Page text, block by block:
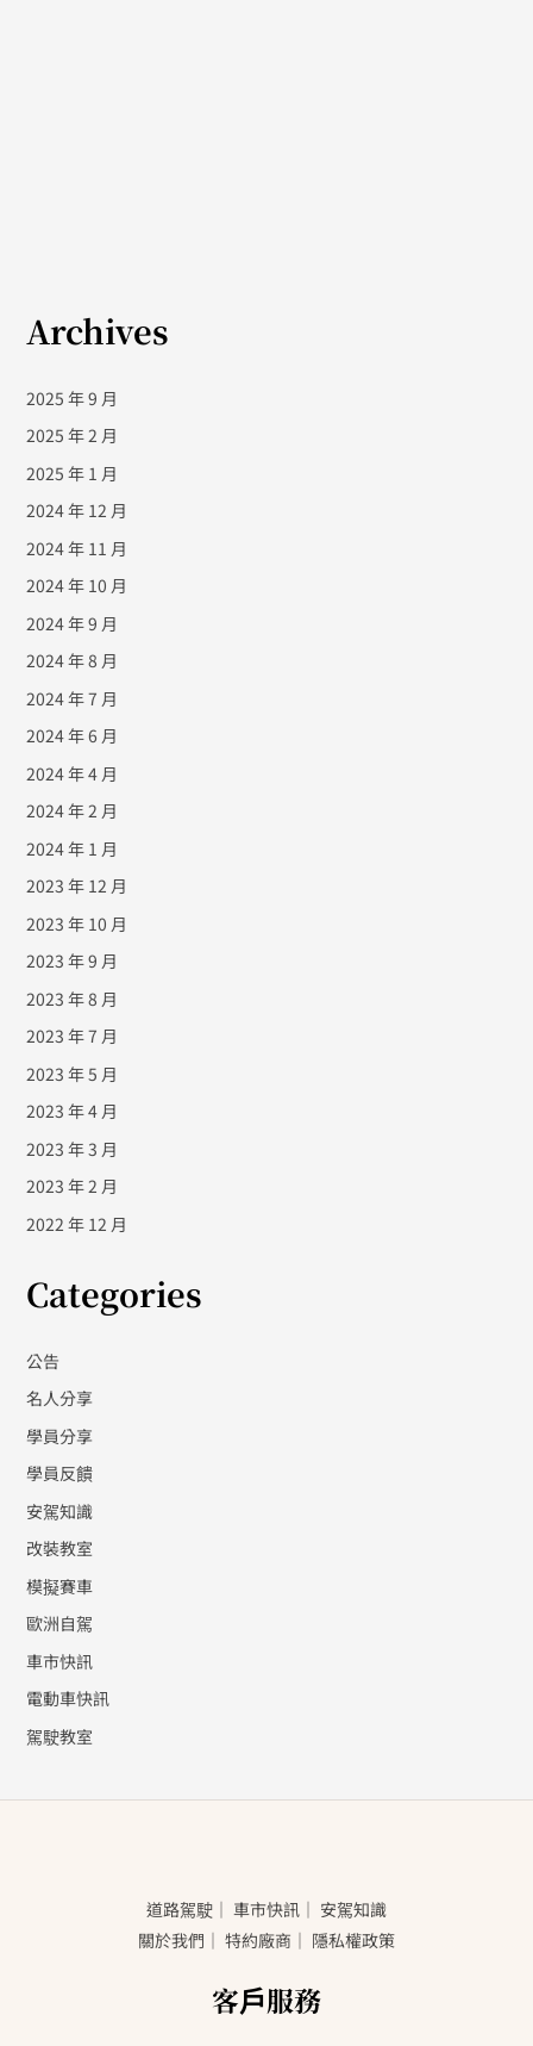
Archives
2025 年 9 月
2025 年 2 月
2025 年 1 月
2024 年 12 月
2024 年 11 月
2024 年 10 月
2024 年 9 月
2024 年 8 月
2024 年 7 月
2024 年 6 月
2024 年 4 月
2024 年 2 月
2024 年 1 月
2023 年 12 月
2023 年 10 月
2023 年 9 月
2023 年 8 月
2023 年 7 月
2023 年 5 月
2023 年 4 月
2023 年 3 月
2023 年 2 月
2022 年 12 月
Categories
公告
名人分享
學員分享
學員反饋
安駕知識
改裝教室
模擬賽車
歐洲自駕
車市快訊
電動車快訊
駕駛教室
道路駕駛 ｜ 車市快訊 ｜ 安駕知識
關於我們 ｜ 特約廠商 ｜ 隱私權政策
客戶服務